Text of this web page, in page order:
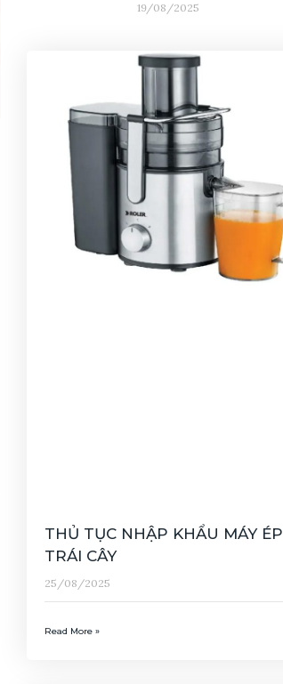
19/08/2025
THỦ TỤC NHẬP KHẨU MÁY ÉP
TRÁI CÂY
25/08/2025
Read More »